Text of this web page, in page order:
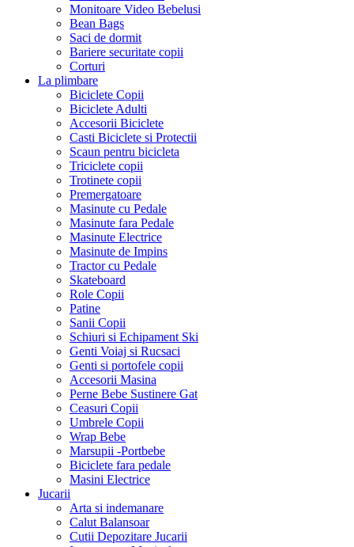
Monitoare Video Bebelusi
Bean Bags
Saci de dormit
Bariere securitate copii
Corturi
La plimbare
Biciclete Copii
Biciclete Adulti
Accesorii Biciclete
Casti Biciclete si Protectii
Scaun pentru bicicleta
Triciclete copii
Trotinete copii
Premergatoare
Masinute cu Pedale
Masinute fara Pedale
Masinute Electrice
Masinute de Impins
Tractor cu Pedale
Skateboard
Role Copii
Patine
Sanii Copii
Schiuri si Echipament Ski
Genti Voiaj si Rucsaci
Genti si portofele copii
Accesorii Masina
Perne Bebe Sustinere Gat
Ceasuri Copii
Umbrele Copii
Wrap Bebe
Marsupii -Portbebe
Biciclete fara pedale
Masini Electrice
Jucarii
Arta si indemanare
Calut Balansoar
Cutii Depozitare Jucarii